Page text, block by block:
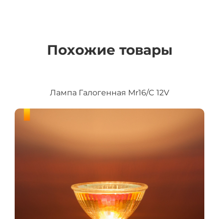
Похожие товары
Лампа Галогенная Mr16/C 12V